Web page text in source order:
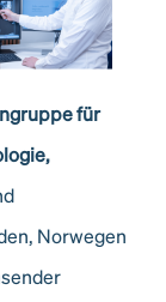
für
Norwegen